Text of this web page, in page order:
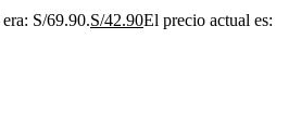
S/69.90.S/42.90El precio actual es: